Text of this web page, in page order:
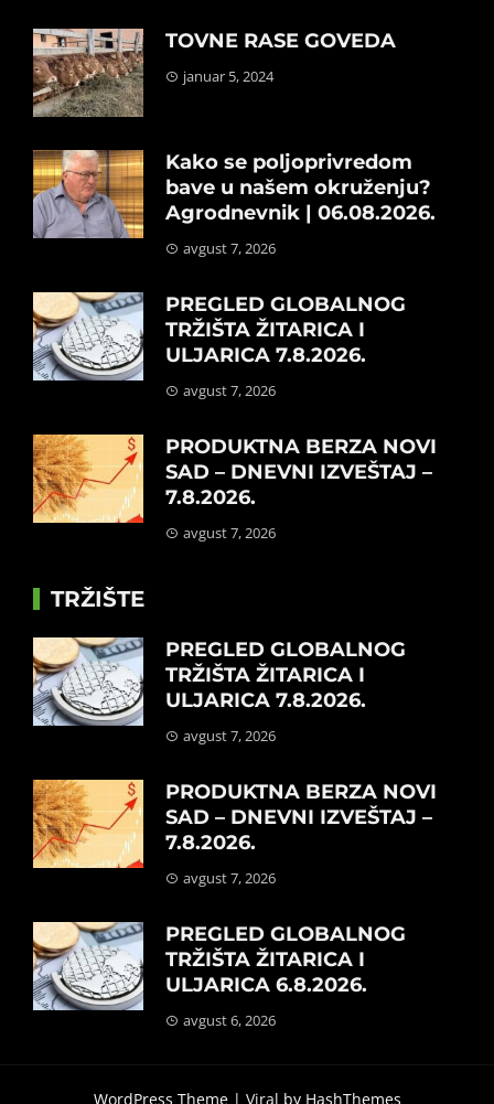
TOVNE RASE GOVEDA
januar 5, 2024
Kako se poljoprivredom
bave u našem okruženju?
Agrodnevnik | 06.08.2026.
avgust 7, 2026
PREGLED GLOBALNOG
TRŽIŠTA ŽITARICA I
ULJARICA 7.8.2026.
avgust 7, 2026
PRODUKTNA BERZA NOVI
SAD – DNEVNI IZVEŠTAJ –
7.8.2026.
avgust 7, 2026
TRŽIŠTE
PREGLED GLOBALNOG
TRŽIŠTA ŽITARICA I
ULJARICA 7.8.2026.
avgust 7, 2026
PRODUKTNA BERZA NOVI
SAD – DNEVNI IZVEŠTAJ –
7.8.2026.
avgust 7, 2026
PREGLED GLOBALNOG
TRŽIŠTA ŽITARICA I
ULJARICA 6.8.2026.
avgust 6, 2026
WordPress Theme | Viral by HashThemes